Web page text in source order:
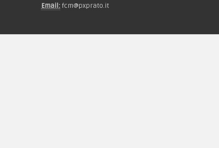
Email: fcm@pxprato.it